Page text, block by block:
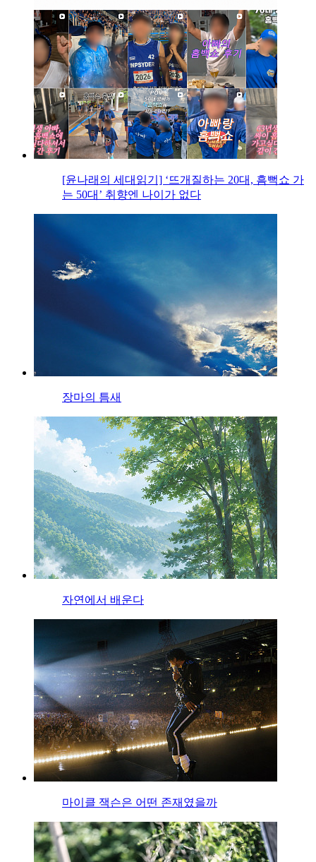
[윤나래의 세대읽기] ‘뜨개질하는 20대, 흠뻑쇼 가
는 50대’ 취향엔 나이가 없다
장마의 틈새
자연에서 배운다
마이클 잭슨은 어떤 존재였을까